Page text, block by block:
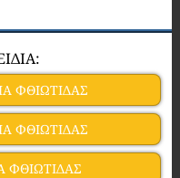
ΦΘΙΩΤΙΔΑΣ
ΦΘΙΩΤΙΔΑΣ
ΦΘΙΩΤΙΔΑΣ